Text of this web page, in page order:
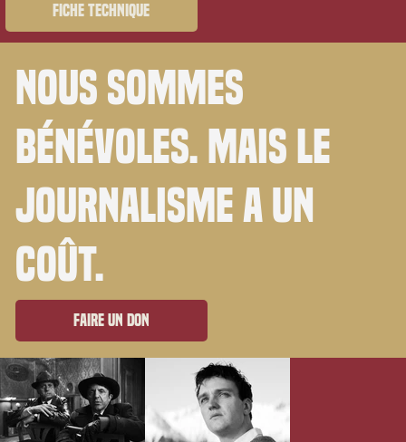
Fiche technique
Nous sommes
bénévoles. Mais le
journalisme a un
coût.
Faire un don